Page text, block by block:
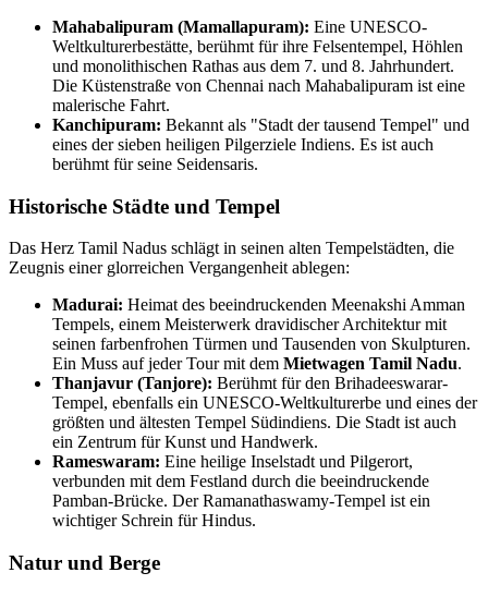
Mahabalipuram (Mamallapuram): Eine UNESCO-
Weltkulturerbestätte, berühmt für ihre Felsentempel, Höhlen
und monolithischen Rathas aus dem 7. und 8. Jahrhundert.
Die Küstenstraße von Chennai nach Mahabalipuram ist eine
malerische Fahrt.
Kanchipuram: Bekannt als "Stadt der tausend Tempel" und
eines der sieben heiligen Pilgerziele Indiens. Es ist auch
berühmt für seine Seidensaris.
Historische Städte und Tempel
Das Herz Tamil Nadus schlägt in seinen alten Tempelstädten, die
Zeugnis einer glorreichen Vergangenheit ablegen:
Madurai: Heimat des beeindruckenden Meenakshi Amman
Tempels, einem Meisterwerk dravidischer Architektur mit
seinen farbenfrohen Türmen und Tausenden von Skulpturen.
Ein Muss auf jeder Tour mit dem Mietwagen Tamil Nadu.
Thanjavur (Tanjore): Berühmt für den Brihadeeswarar-
Tempel, ebenfalls ein UNESCO-Weltkulturerbe und eines der
größten und ältesten Tempel Südindiens. Die Stadt ist auch
ein Zentrum für Kunst und Handwerk.
Rameswaram: Eine heilige Inselstadt und Pilgerort,
verbunden mit dem Festland durch die beeindruckende
Pamban-Brücke. Der Ramanathaswamy-Tempel ist ein
wichtiger Schrein für Hindus.
Natur und Berge